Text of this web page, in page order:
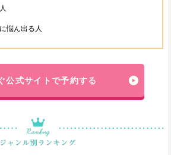
悩ん出る人
公式サイトで予約する